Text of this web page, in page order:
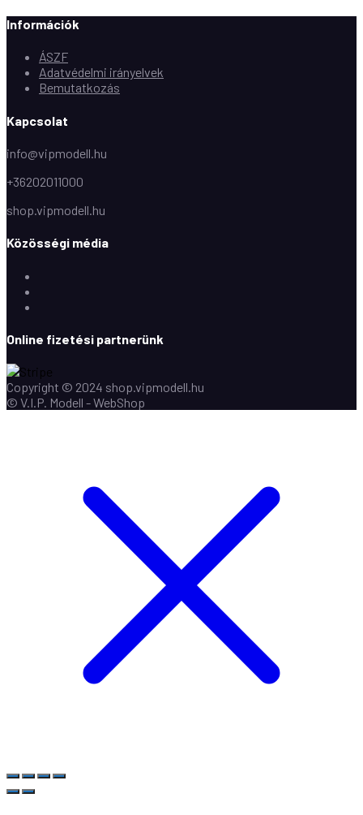
Információk
ÁSZF
Adatvédelmi irányelvek
Bemutatkozás
Kapcsolat
info@vipmodell.hu
+36202011000
shop.vipmodell.hu
Közösségi média
Online fizetési partnerünk
Copyright © 2024 shop.vipmodell.hu
© V.I.P. Modell - WebShop